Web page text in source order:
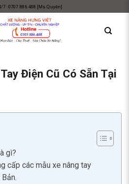
7 : 0707.886.488 [Ms Quyên]
Điện Cũ Có Sẵn Tại
gì?
cấp các mẫu xe nâng tay